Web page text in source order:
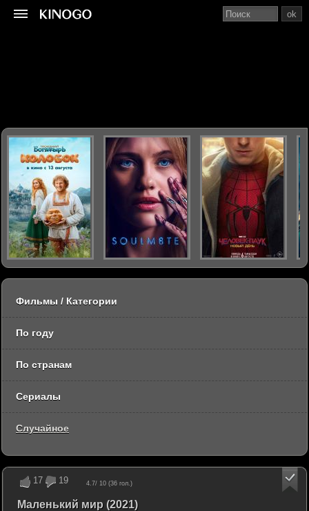
17 19 4.7/ 10 (36 гол.)
Маленький мир (2021)
ok
Фильмы / Категории
По году
По странам
Сериалы
Случайное